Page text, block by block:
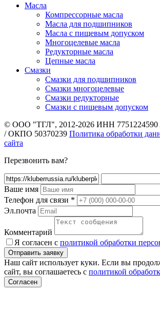
Масла
Компрессорные масла
Масла для подшипников
Масла с пищевым допуском
Многоцелевые масла
Редукторные масла
Цепные масла
Смазки
Смазки для подшипников
Смазки многоцелевые
Смазки редукторные
Смазки с пищевым допуском
© ООО "ТГЛ", 2012-2026 ИНН 7751224590
/ ОКПО 50370239 Политика обработки
сайта
Перезвонить вам?
Ваше имя
Телефон для связи *
Эл.почта
Комментарий
Я согласен с политикой обработки
Наш сайт использует куки. Если вы
сайт, вы соглашаетесь с политикой